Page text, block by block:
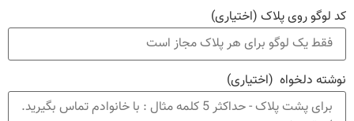
کد لوگو روی پلاک (اختیاری)
نوشته دلخواه (اختیاری)